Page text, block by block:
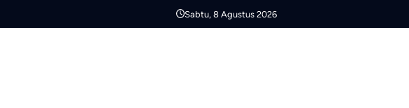
Sabtu, 8 Agustus 2026